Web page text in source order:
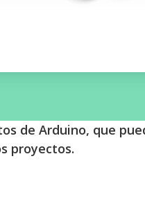
de Arduino, que
proyectos.